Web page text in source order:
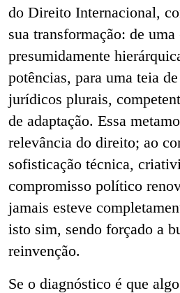
do Direito Internacional,
sua transformação: de uma
presumidamente
potências, para uma teia
jurídicos plurais,
de adaptação. Essa
relevância do direito; ao
sofisticação técnica,
compromisso político
jamais esteve
isto sim, sendo forçado a
reinvenção.
Se o diagnóstico é que